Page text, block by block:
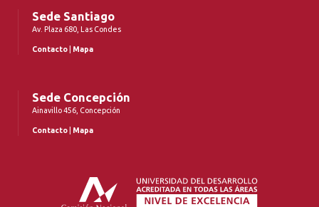
Sede Santiago
Av. Plaza 680, Las Condes
Contacto Mapa
Sede Concepción
Ainavillo 456, Concepción
Contacto Mapa